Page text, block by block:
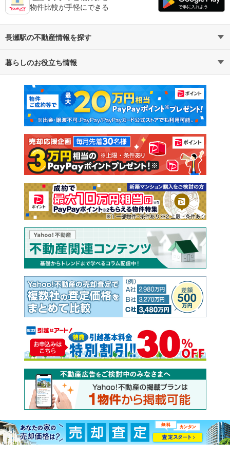
物件比較が手軽にできる
長瀬駅の不動産情報を探す
不動産・住宅
新築マンション 中古マンション
新築一戸建て 中古一戸建て
注文住宅 土地
売却査定
暮らしのお役立ち情報
マンションカタログ 教えて！住まいの先生